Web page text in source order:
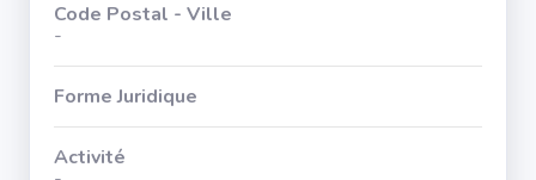
Code Postal - Ville
-
Forme Juridique
Activité